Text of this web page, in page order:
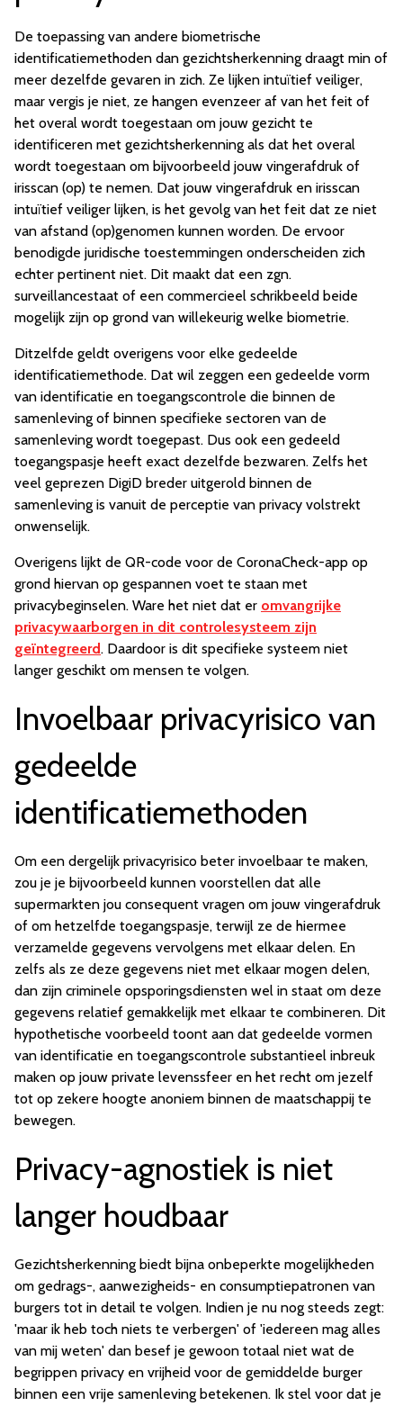
De toepassing van andere biometrische
identificatiemethoden dan gezichtsherkenning draagt min of
meer dezelfde gevaren in zich. Ze lijken intuïtief veiliger,
maar vergis je niet, ze hangen evenzeer af van het feit of
het overal wordt toegestaan om jouw gezicht te
identificeren met gezichtsherkenning als dat het overal
wordt toegestaan om bijvoorbeeld jouw vingerafdruk of
irisscan (op) te nemen. Dat jouw vingerafdruk en irisscan
intuïtief veiliger lijken, is het gevolg van het feit dat ze niet
van afstand (op)genomen kunnen worden. De ervoor
benodigde juridische toestemmingen onderscheiden zich
echter pertinent niet. Dit maakt dat een zgn.
surveillancestaat of een commercieel schrikbeeld beide
mogelijk zijn op grond van willekeurig welke biometrie.
Ditzelfde geldt overigens voor elke gedeelde
identificatiemethode. Dat wil zeggen een gedeelde vorm
van identificatie en toegangscontrole die binnen de
samenleving of binnen specifieke sectoren van de
samenleving wordt toegepast. Dus ook een gedeeld
toegangspasje heeft exact dezelfde bezwaren. Zelfs het
veel geprezen DigiD breder uitgerold binnen de
samenleving is vanuit de perceptie van privacy volstrekt
onwenselijk.
Overigens lijkt de QR-code voor de CoronaCheck-app op
grond hiervan op gespannen voet te staan met
privacybeginselen. Ware het niet dat er omvangrijke
privacywaarborgen in dit controlesysteem zijn
geïntegreerd. Daardoor is dit specifieke systeem niet
langer geschikt om mensen te volgen.
Invoelbaar privacyrisico van
gedeelde
identificatiemethoden
Om een dergelijk privacyrisico beter invoelbaar te maken,
zou je je bijvoorbeeld kunnen voorstellen dat alle
supermarkten jou consequent vragen om jouw vingerafdruk
of om hetzelfde toegangspasje, terwijl ze de hiermee
verzamelde gegevens vervolgens met elkaar delen. En
zelfs als ze deze gegevens niet met elkaar mogen delen,
dan zijn criminele opsporingsdiensten wel in staat om deze
gegevens relatief gemakkelijk met elkaar te combineren. Dit
hypothetische voorbeeld toont aan dat gedeelde vormen
van identificatie en toegangscontrole substantieel inbreuk
maken op jouw private levenssfeer en het recht om jezelf
tot op zekere hoogte anoniem binnen de maatschappij te
bewegen.
Privacy-agnostiek is niet
langer houdbaar
Gezichtsherkenning biedt bijna onbeperkte mogelijkheden
om gedrags-, aanwezigheids- en consumptiepatronen van
burgers tot in detail te volgen. Indien je nu nog steeds zegt:
'maar ik heb toch niets te verbergen' of 'iedereen mag alles
van mij weten' dan besef je gewoon totaal niet wat de
begrippen privacy en vrijheid voor de gemiddelde burger
binnen een vrije samenleving betekenen. Ik stel voor dat je